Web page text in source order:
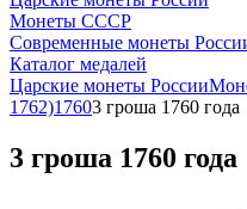
Монеты СССР
Современные монеты
Каталог медалей
Царские монеты России
1762)17603 гроша 1760 года
3 гроша 1760 года